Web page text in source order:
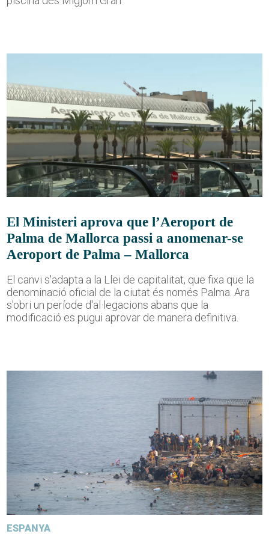
El Ministeri aprova que l’Aeroport de
Palma de Mallorca passi a anomenar-se
Aeroport de Palma – Mallorca
El canvi s'adapta a la Llei de capitalitat, que fixa que la
denominació oficial de la ciutat és només Palma. Ara
s'obri un període d'al·legacions abans que la
modificació es pugui aprovar de manera definitiva.
ESPANYA